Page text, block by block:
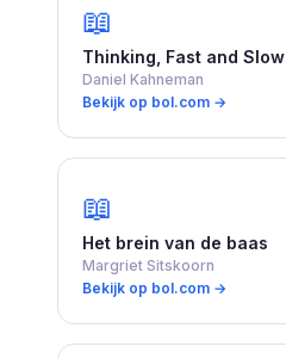
📖
Thinking, Fast and Slow
Daniel Kahneman
Bekijk op bol.com →
📖
Het brein van de baas
Margriet Sitskoorn
Bekijk op bol.com →